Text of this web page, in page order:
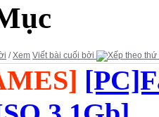
/Xem Viết bài cuối bởi